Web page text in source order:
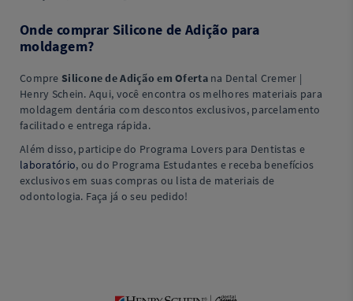
Onde comprar Silicone de Adição para
moldagem?
Compre Silicone de Adição em Ofertana Dental Cremer |
Henry Schein. Aqui, você encontra os melhores materiais para
moldagem dentária com descontos exclusivos, parcelamento
facilitado e entrega rápida.
Além disso, participe do Programa Lovers para Dentistas e
laboratório, ou do Programa Estudantes e receba benefícios
exclusivos em suas compras ou lista de materiais de
odontologia. Faça já o seu pedido!